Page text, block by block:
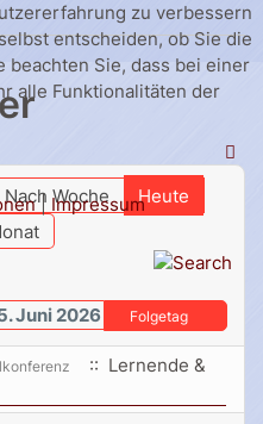
Nach Woche
Heute
Juni 2026 Folgetag
:: Lernende &
zu verbessern
entscheiden, ob Sie die
beachten Sie, dass bei einer
alle Funktionalitäten der
| Impressum